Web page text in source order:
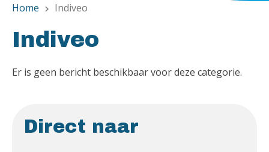
Home chevron_right Indiveo
Indiveo
Er is geen bericht beschikbaar voor deze categorie.
Direct naar